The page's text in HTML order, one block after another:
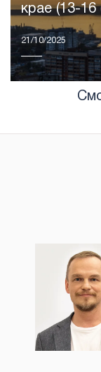
крае (13-16
21/10/2025